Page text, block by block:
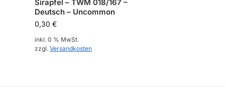
Sirapfel – TWM 018/167 –
Deutsch – Uncommon
0,30€
inkl. 0 % MwSt.
zzgl.Versandkosten